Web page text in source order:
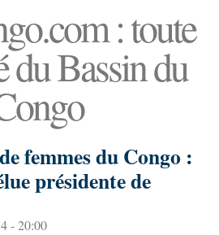
: toute
du Bassin du
femmes du Congo :
présidente de
- 20:00